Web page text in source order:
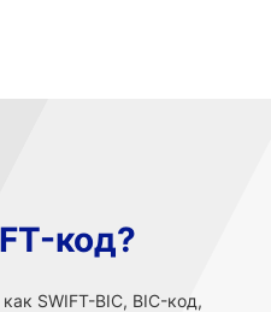
код?
SWIFT-BIC, BIC-код,